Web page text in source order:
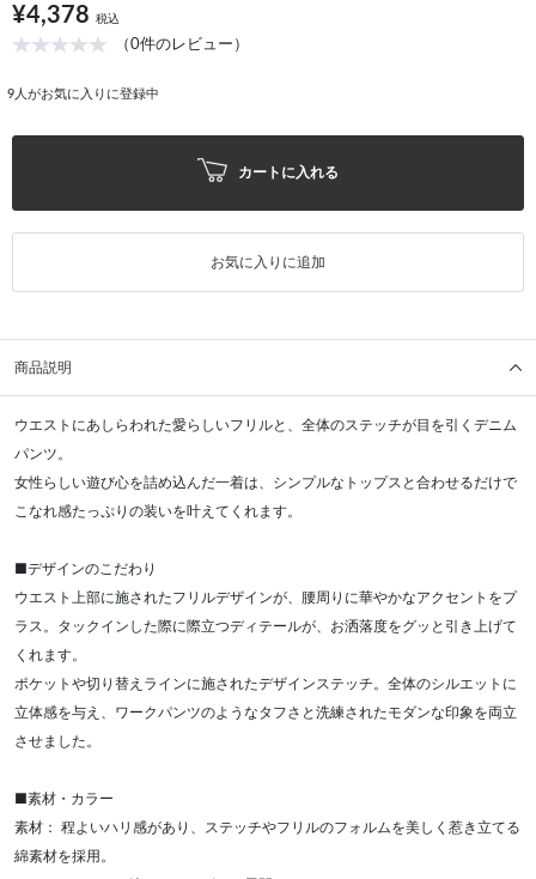
¥4,378 税込
（0件のレビュー）
9 人がお気に入りに登録中
カートに入れる
お気に入りに追加
商品説明
ウエストにあしらわれた愛らしいフリルと、全体のステッチが目を引くデニム
パンツ。
女性らしい遊び心を詰め込んだ一着は、シンプルなトップスと合わせるだけで
こなれ感たっぷりの装いを叶えてくれます。
■デザインのこだわり
ウエスト上部に施されたフリルデザインが、腰周りに華やかなアクセントをプ
ラス。タックインした際に際立つディテールが、お洒落度をグッと引き上げて
くれます。
ポケットや切り替えラインに施されたデザインステッチ。全体のシルエットに
立体感を与え、ワークパンツのようなタフさと洗練されたモダンな印象を両立
させました。
■素材・カラー
素材： 程よいハリ感があり、ステッチやフリルのフォルムを美しく惹き立てる
綿素材を採用。